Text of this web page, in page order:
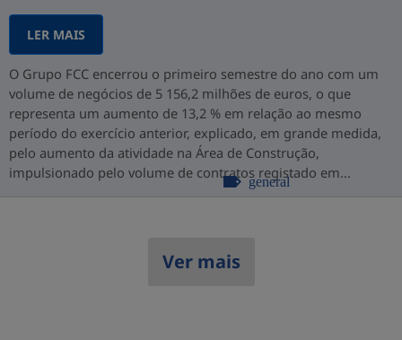
LER MAIS
O Grupo FCC encerrou o primeiro semestre do ano com um
volume de negócios de 5 156,2 milhões de euros, o que
representa um aumento de 13,2 % em relação ao mesmo
período do exercício anterior, explicado, em grande medida,
pelo aumento da atividade na Área de Construção,
impulsionado pelo volume de contratos registado em...
general
Ver mais